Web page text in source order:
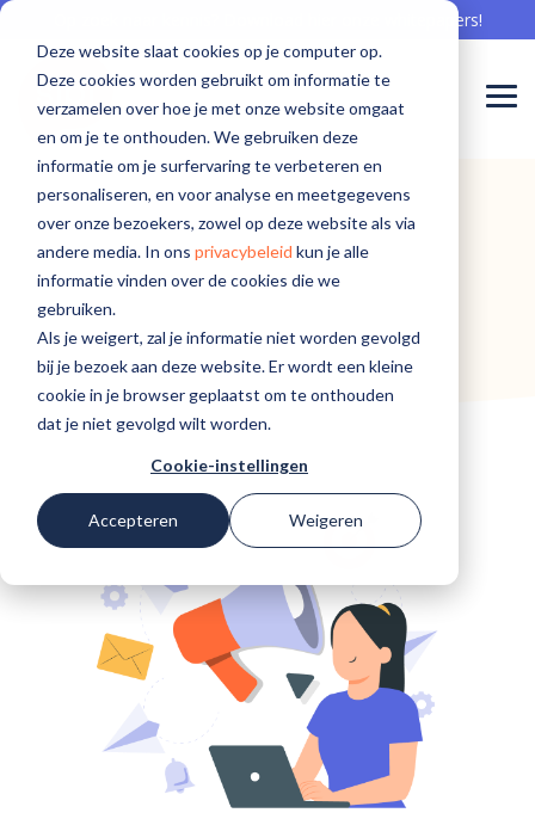
Deze website slaat cookies op je computer op.
Deze cookies worden gebruikt om informatie te
verzamelen over hoe je met onze website omgaat
en om je te onthouden. We gebruiken deze
informatie om je surfervaring te verbeteren en
personaliseren, en voor analyse en meetgegevens
over onze bezoekers, zowel op deze website als via
andere media. In ons privacybeleid kun je alle
informatie vinden over de cookies die we
gebruiken.
Als je weigert, zal je informatie niet worden gevolgd
bij je bezoek aan deze website. Er wordt een kleine
cookie in je browser geplaatst om te onthouden
dat je niet gevolgd wilt worden.
Cookie-instellingen
Accepteren Weigeren
Skip
main
Op zoek naar kennis? Download hier onze whitepapers!
Software voor onboarding
De beste onboarding begint hier
Sociaal intranet
Hét intranet, specifiek voor de zorg
Software voor een modern MTO
Voortdurend inzicht in tevredenheid
Software voor offboarding
Haal het goud op en creëer ambassadeurs
Software voor engagement
Bereik zorgprofessionals écht
Meepraten
over
software
voor de
employee
experience?
Ga naar de
Community
Communicatie professional
Bereik zorgprofessionals met aandacht
HR professional
Op naar de beste employee experience
ICT professional
Veilig en vertrouwd innovatie toepassen
Voorkom vroegtijdige uitstroom in de zorg
Sibi is er voor...
Verpleging, Verzorging en Thuiszorg
Gehandicaptenzorg
Aan de
slag met
software
voor
Demo
aanvragen
Events
Kom langs en leer van elkaar
Blogs
Interessante kennis over het behoud van medewerkers
Whitepapers
Gebruik kennis in jouw organisatie
Workshops
Aan de slag met de perfecte employee experience
Meepraten
over
software
voor de
employee
experience?
Ga naar de
Community
Waarom Sibi
De zorg nu en in de toekomst beschikbaar houden
Cases
Succesverhalen van onze klanten
Team
Welke knappe koppen werken bij Sibi
Werken bij Sibi
Help ons mee, maak ook impact voor de zorg
Nieuwsberichten
Sibi in het nieuws